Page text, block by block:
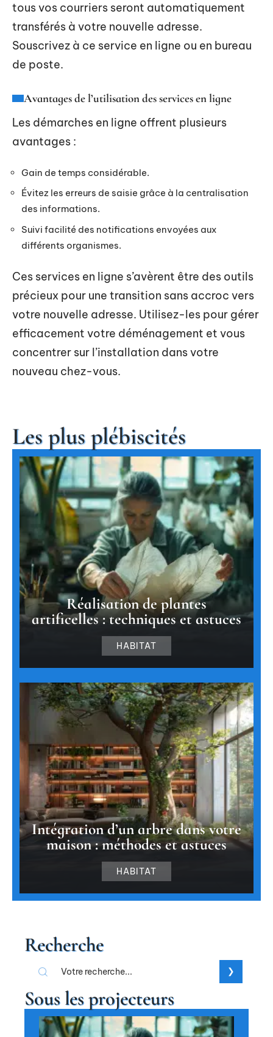
tous vos courriers seront automatiquement
transférés à votre nouvelle adresse.
Souscrivez à ce service en ligne ou en bureau
de poste.
Avantages de l’utilisation des services en ligne
Les démarches en ligne offrent plusieurs
avantages :
Gain de temps considérable.
Évitez les erreurs de saisie grâce à la centralisation
des informations.
Suivi facilité des notifications envoyées aux
différents organismes.
Ces services en ligne s’avèrent être des outils
précieux pour une transition sans accroc vers
votre nouvelle adresse. Utilisez-les pour gérer
efficacement votre déménagement et vous
concentrer sur l’installation dans votre
nouveau chez-vous.
Les plus plébiscités
Réalisation de plantes
artificelles : techniques et astuces
HABITAT
Intégration d’un arbre dans votre
maison : méthodes et astuces
HABITAT
Recherche
Sous les projecteurs